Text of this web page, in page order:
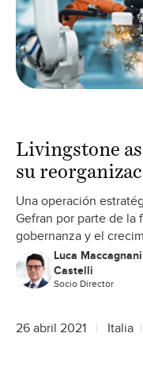
Livingstone
su
Una operación
Gefran por parte de la
gobernanza y el
Luca Maccagnani
Castelli
Socio Director
26 abril 2021 Italia